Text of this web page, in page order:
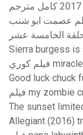
الخامسة عشر
Sierra burgess is
The sunset
Allegiant (2016)